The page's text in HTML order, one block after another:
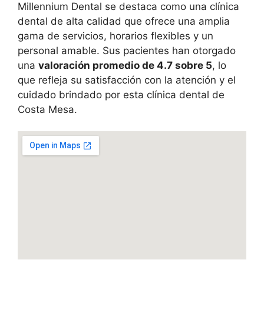
Millennium Dental se destaca como una clínica
dental de alta calidad que ofrece una amplia
gama de servicios, horarios flexibles y un
personal amable. Sus pacientes han otorgado
una valoración promedio de 4.7 sobre 5, lo
que refleja su satisfacción con la atención y el
cuidado brindado por esta clínica dental de
Costa Mesa.